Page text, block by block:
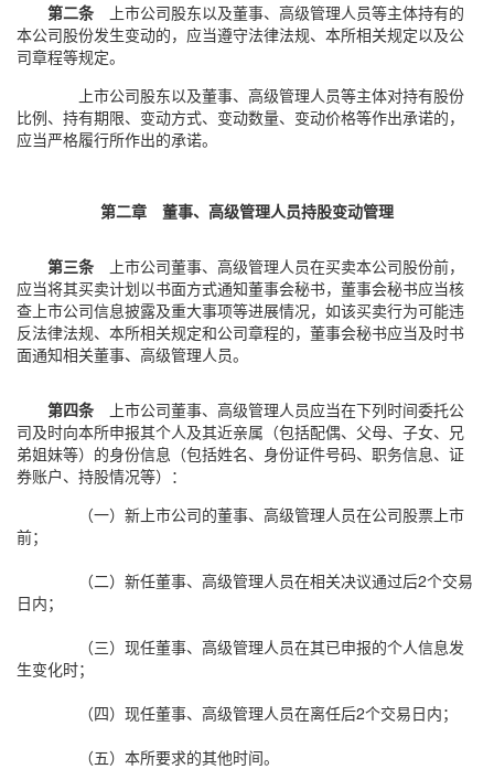
第二条 上市公司股东以及董事、高级管理人员等主体持有的
本公司股份发生变动的，应当遵守法律法规、本所相关规定以及公
司章程等规定。
上市公司股东以及董事、高级管理人员等主体对持有股份
比例、持有期限、变动方式、变动数量、变动价格等作出承诺的，
应当严格履行所作出的承诺。
第二章 董事、高级管理人员持股变动管理
第三条 上市公司董事、高级管理人员在买卖本公司股份前，
应当将其买卖计划以书面方式通知董事会秘书，董事会秘书应当核
查上市公司信息披露及重大事项等进展情况，如该买卖行为可能违
反法律法规、本所相关规定和公司章程的，董事会秘书应当及时书
面通知相关董事、高级管理人员。
第四条 上市公司董事、高级管理人员应当在下列时间委托公
司及时向本所申报其个人及其近亲属（包括配偶、父母、子女、兄
弟姐妹等）的身份信息（包括姓名、身份证件号码、职务信息、证
券账户、持股情况等）：
（一）新上市公司的董事、高级管理人员在公司股票上市
前；
（二）新任董事、高级管理人员在相关决议通过后2个交易
日内；
（三）现任董事、高级管理人员在其已申报的个人信息发
生变化时；
（四）现任董事、高级管理人员在离任后2个交易日内；
（五）本所要求的其他时间。